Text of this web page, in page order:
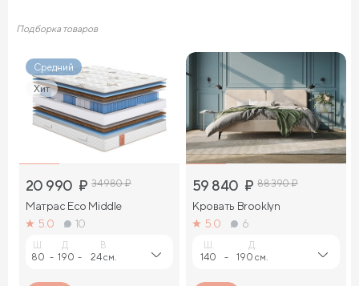
Подборка товаров
Средний
Хит
20 990 ₽ 34 980₽
Матрас Eco Middle
5.0
10
80 -
Д.
190 -
В.
24 см.
59 840 ₽ 88 390₽
Кровать Brooklyn
5.0
6
140 -
Д.
190 см.